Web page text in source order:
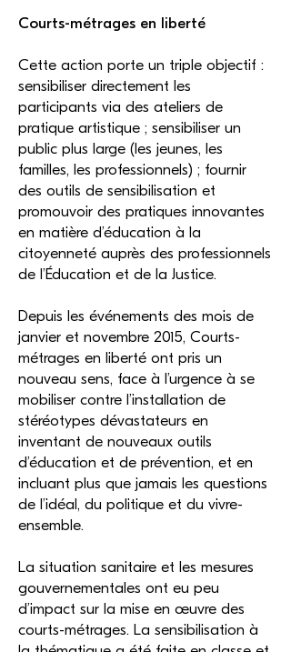
Courts-métrages en liberté
Cette action porte un triple objectif :
sensibiliser directement les
participants via des ateliers de
pratique artistique ; sensibiliser un
public plus large (les jeunes, les
familles, les professionnels) ; fournir
des outils de sensibilisation et
promouvoir des pratiques innovantes
en matière d’éducation à la
citoyenneté auprès des professionnels
de l’Éducation et de la Justice.
Depuis les événements des mois de
janvier et novembre 2015, Courts-
métrages en liberté ont pris un
nouveau sens, face à l’urgence à se
mobiliser contre l’installation de
stéréotypes dévastateurs en
inventant de nouveaux outils
d’éducation et de prévention, et en
incluant plus que jamais les questions
de l’idéal, du politique et du vivre-
ensemble.
La situation sanitaire et les mesures
gouvernementales ont eu peu
d’impact sur la mise en œuvre des
courts-métrages. La sensibilisation à